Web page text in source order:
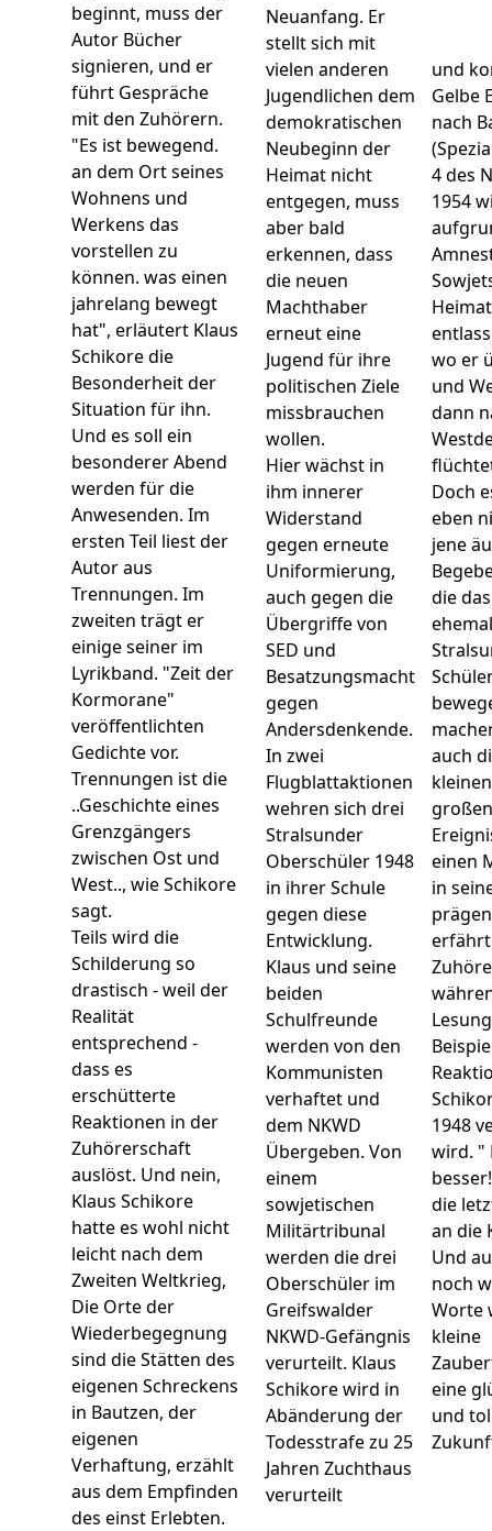
beginnt, muss der
Autor Bücher
signieren, und er
führt Gespräche
mit den Zuhörern.
"Es ist bewegend.
an dem Ort seines
Wohnens und
Werkens das
vorstellen zu
können. was einen
jahrelang bewegt
hat", erläutert Klaus
Schikore die
Besonderheit der
Situation für ihn.
Und es soll ein
besonderer Abend
werden für die
Anwesenden. Im
ersten Teil liest der
Autor aus
Trennungen. Im
zweiten trägt er
einige seiner im
Lyrikband. "Zeit der
Kormorane"
veröffentlichten
Gedichte vor.
Trennungen ist die
..Geschichte eines
Grenzgängers
zwischen Ost und
West.., wie Schikore
sagt.
Teils wird die
Schilderung so
drastisch - weil der
Realität
entsprechend -
dass es
erschütterte
Reaktionen in der
Zuhörerschaft
auslöst. Und nein,
Klaus Schikore
hatte es wohl nicht
leicht nach dem
Zweiten Weltkrieg,
Die Orte der
Wiederbegegnung
sind die Stätten des
eigenen Schreckens
in Bautzen, der
eigenen
Verhaftung, erzählt
aus dem Empfinden
des einst Erlebten.
Neuanfang. Er
stellt sich mit
vielen anderen
Jugendlichen dem
demokratischen
Neubeginn der
Heimat nicht
entgegen, muss
aber bald
erkennen, dass
die neuen
Machthaber
erneut eine
Jugend für ihre
politischen Ziele
missbrauchen
wollen.
Hier wächst in
ihm innerer
Widerstand
gegen erneute
Uniformierung,
auch gegen die
Übergriffe von
SED und
Besatzungsmacht
gegen
Andersdenkende.
In zwei
Flugblattaktionen
wehren sich drei
Stralsunder
Oberschüler 1948
in ihrer Schule
gegen diese
Entwicklung.
Klaus und seine
beiden
Schulfreunde
werden von den
Kommunisten
verhaftet und
dem NKWD
Übergeben. Von
einem
sowjetischen
Militärtribunal
werden die drei
Oberschüler im
Greifswalder
NKWD-Gefängnis
verurteilt. Klaus
Schikore wird in
Abänderung der
Todesstrafe zu 25
Jahren Zuchthaus
verurteilt
und
Gelbe
nach
4 des
1954
wo er
und
dann
Doch
eben
jene
die
auch
einen
in
1948
wird. "
die
an die
Und
noch
Worte
kleine
eine
und